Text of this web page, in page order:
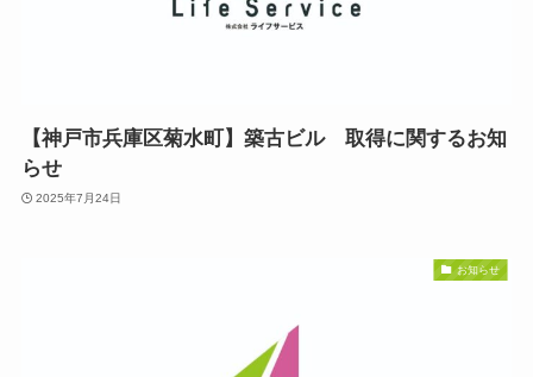
【神戸市兵庫区菊水町】築古ビル 取得に関するお知
らせ
2025年7月24日
お知らせ